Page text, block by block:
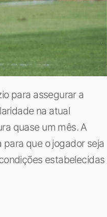
para assegurar a
na atual
quase um mês. A
para que o jogador seja
estabelecidas